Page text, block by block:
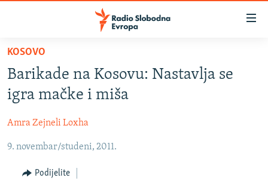
Pređite
glavni
sadržaj
Pređite
na
navigaciju
Pređite
VIJESTI
BOSNA I HERCEGOVINA
SRBIJA
KOSOVO
CRNA GORA
VIZUELNO
KOSOVO
Barikade na Kosovu: Nastavlja se
igra mačke i miša
Amra Zejneli Loxha
9. novembar/studeni, 2011.
Podijelite